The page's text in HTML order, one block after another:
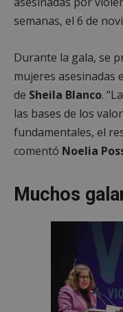
semanas, el 6 de
Durante la gala, se
mujeres asesinadas
de Sheila Blanco.
las bases de los
fundamentales, el
comentó Noelia
Muchos